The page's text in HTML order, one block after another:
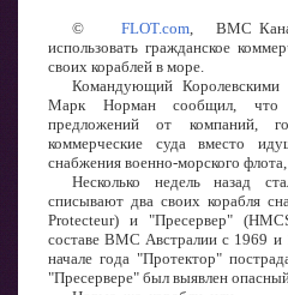
© FLOT.com , ВМС
использовать гражданское
своих кораблей в море.
Командующий
Марк Норман сообщил, что
предложений от компаний,
коммерческие суда вместо
снабжения военно-морского
Несколько недель назад
списывают два своих корабля
Protecteur) и "Пресервер"
составе ВМС Австралии с 1969 и
начале года "Протектор"
"Пресервере" был выявлен